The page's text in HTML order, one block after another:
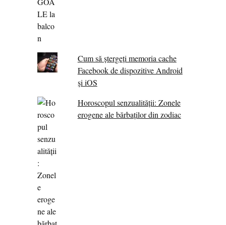
Cum să ștergeți memoria cache
Facebook de dispozitive Android
și iOS
Horoscopul senzualității: Zonele
erogene ale bărbaților din zodiac